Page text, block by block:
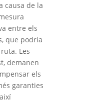
causa de la
entre els
que podria
Les
demanen
els
garanties